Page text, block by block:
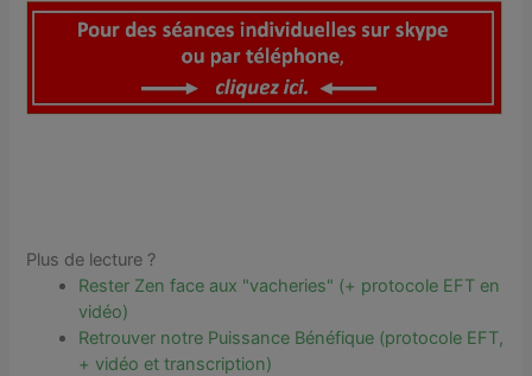
Plus de lecture ?
Rester Zen face aux "vacheries" (+ protocole EFT en
vidéo)
Retrouver notre Puissance Bénéfique (protocole EFT,
+ vidéo et transcription)